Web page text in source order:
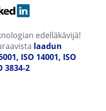
edelläkävijä!
laadun
ISO 14001, ISO
3834-2